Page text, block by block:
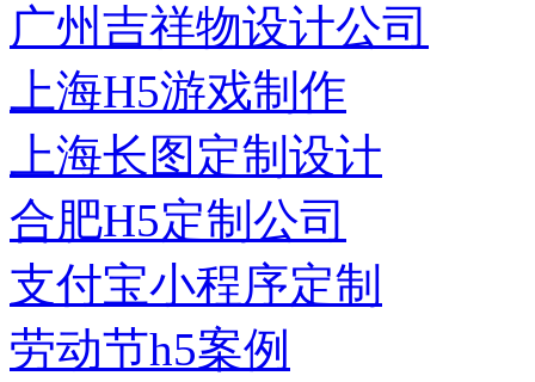
广州吉祥物设计公司
上海H5游戏制作
上海长图定制设计
合肥H5定制公司
支付宝小程序定制
劳动节h5案例